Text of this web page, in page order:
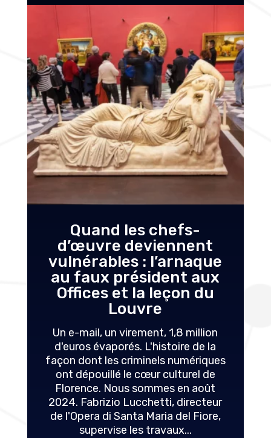
Quand les chefs-
d’œuvre deviennent
vulnérables : l’arnaque
au faux président aux
Offices et la leçon du
Louvre
Un e-mail, un virement, 1,8 million
d'euros évaporés. L'histoire de la
façon dont les criminels numériques
ont dépouillé le cœur culturel de
Florence. Nous sommes en août
2024. Fabrizio Lucchetti, directeur
de l'Opera di Santa Maria del Fiore,
supervise les travaux...